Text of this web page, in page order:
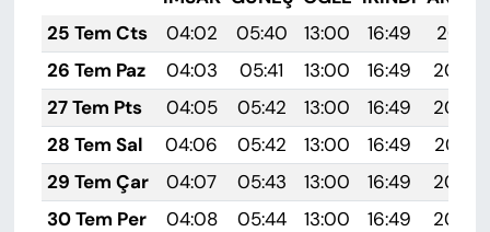
25 Tem Cts
04:02 05:40 13:00 16:49
20:10
26 Tem Paz
04:03 05:41 13:00 16:49
20:09
27 Tem Pts
04:05 05:42 13:00 16:49
20:08
28 Tem Sal
04:06 05:42 13:00 16:49
20:07
29 Tem Çar
04:07 05:43 13:00 16:49
20:06
30 Tem Per
04:08 05:44 13:00 16:49
20:05